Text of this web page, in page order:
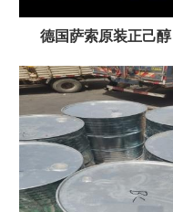
德国萨索原装正己醇